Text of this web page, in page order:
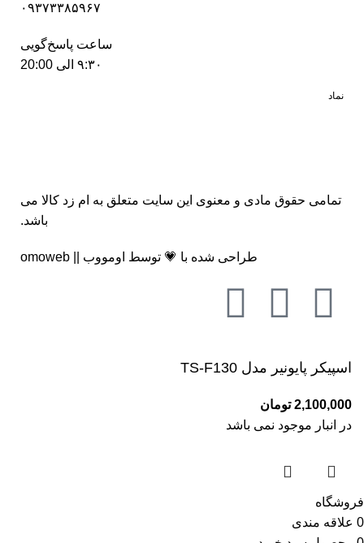
۰۹۳۷۳۳۸۵۹۶۷
ساعت پاسخ‌گویی
۹:۳۰ الی 20:00
نماد
تمامی حقوق مادی و معنوی این سایت متعلق به ام زد کالا می
باشد.
طراحی شده با 💗 توسط اومووب || omoweb
اسپیکر پایونیر مدل TS-F130
2,100,000 تومان
در انبار موجود نمی باشد
فروشگاه
0 علاقه مندی